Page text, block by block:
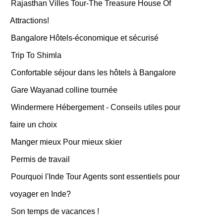
Rajasthan Villes Tour-The Treasure House Of
Attractions!
Bangalore Hôtels-économique et sécurisé
Trip To Shimla
Confortable séjour dans les hôtels à Bangalore
Gare Wayanad colline tournée
Windermere Hébergement - Conseils utiles pour
faire un choix
Manger mieux Pour mieux skier
Permis de travail
Pourquoi l'Inde Tour Agents sont essentiels pour
voyager en Inde?
Son temps de vacances !